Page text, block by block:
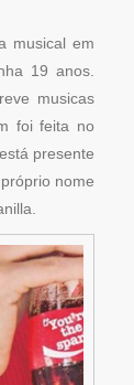
musical em
19 anos.
musicas
foi feita no
presente
nome